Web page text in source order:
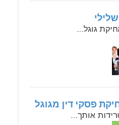
גוגל...
פסקי דין מגוגל
אותך...